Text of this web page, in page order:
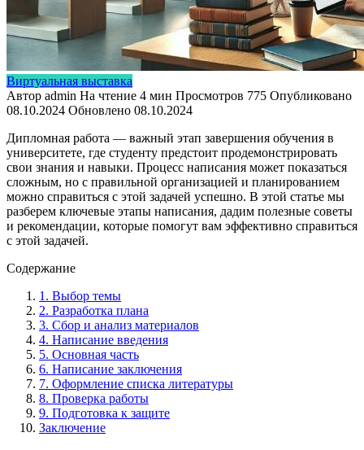
Виртуальная выставка
Автор admin На чтение 4 мин Просмотров 775 Опубликовано
08.10.2024 Обновлено 08.10.2024
Дипломная работа — важный этап завершения обучения в
университете, где студенту предстоит продемонстрировать
свои знания и навыки. Процесс написания может показаться
сложным, но с правильной организацией и планированием
можно справиться с этой задачей успешно. В этой статье мы
разберем ключевые этапы написания, дадим полезные советы
и рекомендации, которые помогут вам эффективно справиться
с этой задачей.
Содержание
1. Выбор темы
2. Разработка плана
3. Сбор и анализ материалов
4. Написание введения
5. Основная часть
6. Написание заключения
7. Оформление списка литературы
8. Проверка работы
9. Подготовка к защите
Заключение